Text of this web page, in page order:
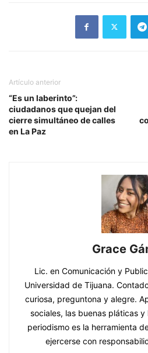
Artículo anterior
“Es un laberinto”:
ciudadanos que quejan del
cierre simultáneo de calles
en La Paz
Grace
Lic. en Comunicación y
Universidad de Tijuana.
curiosa, preguntona y alegre.
sociales, las buenas pláticas
periodismo es la herramienta
ejercerse con